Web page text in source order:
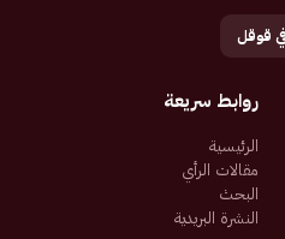
قوقل
روابط سريعة
الرئيسية
مقالات الرأي
البحث
النشرة البريدية